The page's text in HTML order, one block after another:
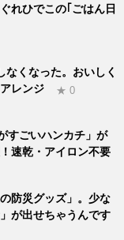
れひでこの｢ごはん日
なくなった。おいしく
レンジ
★ 0
すごいハンカチ」が
速乾・アイロン不要
防災グッズ」。少な
が出せちゃうんです